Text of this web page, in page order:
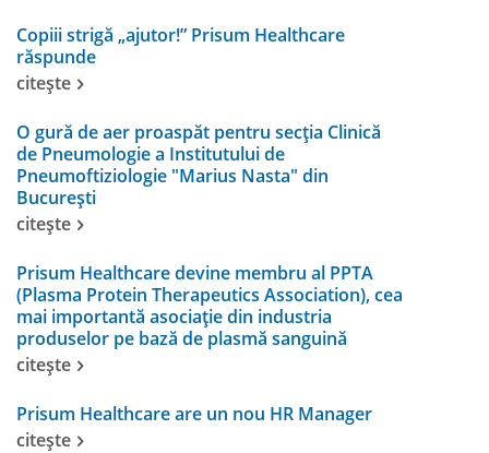
Copiii strigă „ajutor!” Prisum Healthcare
răspunde
citește
O gură de aer proaspăt pentru secția Clinică
de Pneumologie a Institutului de
Pneumoftiziologie "Marius Nasta" din
București
citește
Prisum Healthcare devine membru al PPTA
(Plasma Protein Therapeutics Association), cea
mai importantă asociație din industria
produselor pe bază de plasmă sanguină
citește
Prisum Healthcare are un nou HR Manager
citește